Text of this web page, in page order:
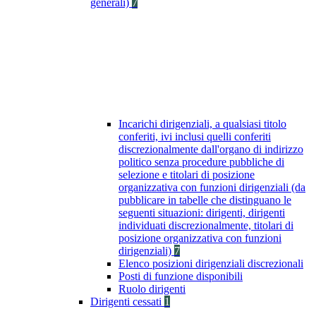
generali) 7
Incarichi dirigenziali, a qualsiasi titolo
conferiti, ivi inclusi quelli conferiti
discrezionalmente dall'organo di indirizzo
politico senza procedure pubbliche di
selezione e titolari di posizione
organizzativa con funzioni dirigenziali (da
pubblicare in tabelle che distinguano le
seguenti situazioni: dirigenti, dirigenti
individuati discrezionalmente, titolari di
posizione organizzativa con funzioni
dirigenziali) 7
Elenco posizioni dirigenziali discrezionali
Posti di funzione disponibili
Ruolo dirigenti
Dirigenti cessati 1